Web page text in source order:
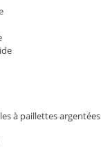
à paillettes argentées